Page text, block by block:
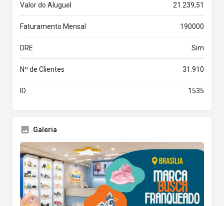
Valor do Aluguel 21.239,51
Faturamento Mensal 190000
DRE Sim
Nº de Clientes 31.910
ID 1535
Galeria